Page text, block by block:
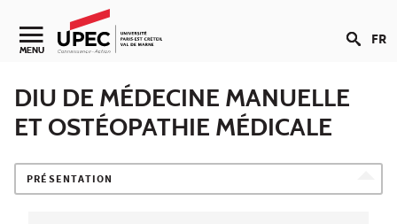
Aller au contenu
Navigation secondaire
MENU FR
DIU DE MÉDECINE MANUELLE
ET OSTÉOPATHIE MÉDICALE
PRÉSENTATION